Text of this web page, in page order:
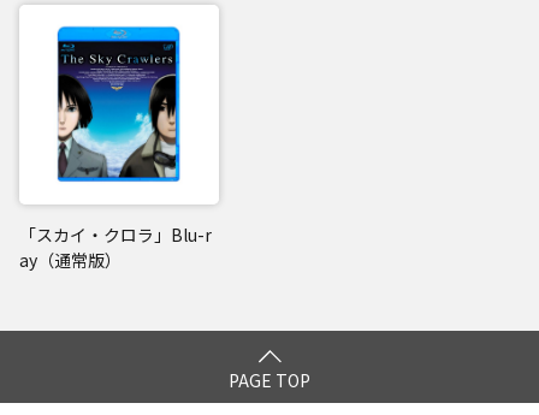
「スカイ・クロラ」Blu-r
ay（通常版）
PAGE TOP